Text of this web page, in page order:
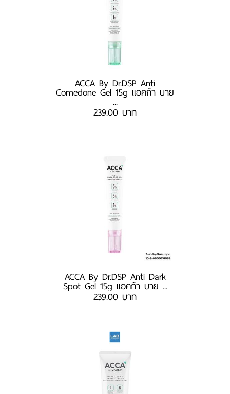
ACCA By Dr.DSP Anti
Comedone Gel 15g แอคก้า บาย
...
239.00 บาท
ACCA By Dr.DSP Anti Dark
Spot Gel 15g แอคก้า บาย ...
239.00 บาท